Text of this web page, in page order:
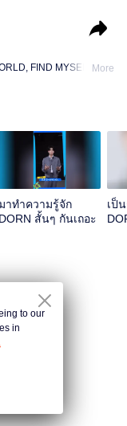
FIND MYSELF!More
าทำความรู้จัก
DORN สั้นๆ กันเถอะ
เป็
to our
in